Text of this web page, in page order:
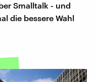
Smalltalk - und
die bessere Wahl